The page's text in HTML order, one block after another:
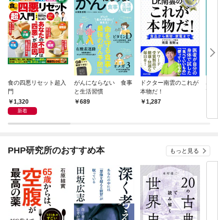
食の四悪リセット超入
門
1,320
新着
がんにならない 食事
と生活習慣
689
ドクター南雲のこれが
本物だ！
1,287
名
高
PHP研究所のおすすめ本 もっと見る